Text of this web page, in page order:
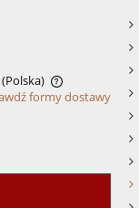
(Polska)
formy dostawy